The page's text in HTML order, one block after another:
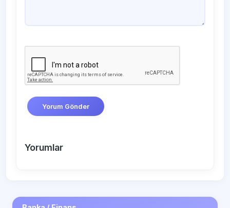
Yorum Gönder
Yorumlar